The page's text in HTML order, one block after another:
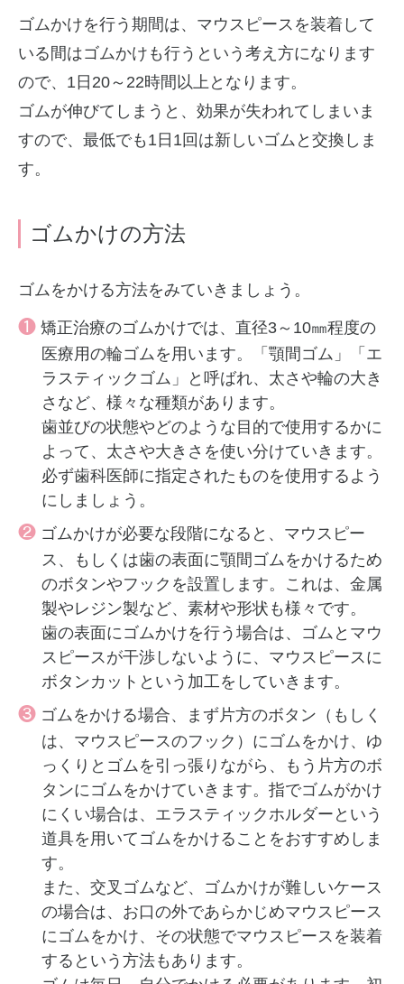
ゴムかけを行う期間は、マウスピースを装着して
いる間はゴムかけも行うという考え方になります
ので、1日20～22時間以上となります。
ゴムが伸びてしまうと、効果が失われてしまいま
すので、最低でも1日1回は新しいゴムと交換しま
す。
ゴムかけの方法
ゴムをかける方法をみていきましょう。
❶ 矯正治療のゴムかけでは、直径3～10㎜程度の
医療用の輪ゴムを用います。「顎間ゴム」「エ
ラスティックゴム」と呼ばれ、太さや輪の大き
さなど、様々な種類があります。
歯並びの状態やどのような目的で使用するかに
よって、太さや大きさを使い分けていきます。
必ず歯科医師に指定されたものを使用するよう
にしましょう。
❷ ゴムかけが必要な段階になると、マウスピー
ス、もしくは歯の表面に顎間ゴムをかけるため
のボタンやフックを設置します。これは、金属
製やレジン製など、素材や形状も様々です。
歯の表面にゴムかけを行う場合は、ゴムとマウ
スピースが干渉しないように、マウスピースに
ボタンカットという加工をしていきます。
❸ ゴムをかける場合、まず片方のボタン（もしく
は、マウスピースのフック）にゴムをかけ、ゆ
っくりとゴムを引っ張りながら、もう片方のボ
タンにゴムをかけていきます。指でゴムがかけ
にくい場合は、エラスティックホルダーという
道具を用いてゴムをかけることをおすすめしま
す。
また、交叉ゴムなど、ゴムかけが難しいケース
の場合は、お口の外であらかじめマウスピース
にゴムをかけ、その状態でマウスピースを装着
するという方法もあります。